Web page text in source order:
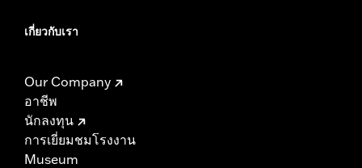
เกี่ยวกับเรา
Our Company
อาชีพ
นักลงทุน
การเยี่ยมชมโรงงาน
Museum